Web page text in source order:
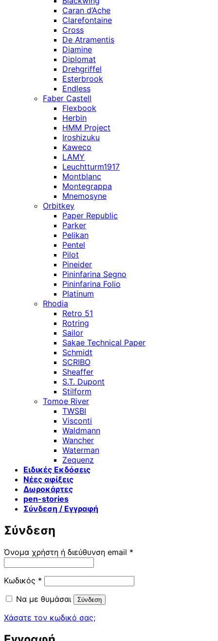
Caran d’Ache
Clarefontaine
Cross
De Atramentis
Diamine
Diplomat
Drehgriffel
Esterbrook
Endless
Faber Castell
Flexbook
Herbin
HMM Project
Iroshizuku
Kaweco
LAMY
Leuchtturm1917
Montblanc
Montegrappa
Mnemosyne
Orbitkey
Paper Republic
Parker
Pelikan
Pentel
Pilot
Pineider
Pininfarina Segno
Pininfarina Folio
Platinum
Rhodia
Retro 51
Rotring
Sailor
Sakae Technical Paper
Schmidt
SCRIBO
Sheaffer
S.T. Dupont
Stilform
Tomoe River
TWSBI
Visconti
Waldmann
Wancher
Waterman
Zequenz
Ειδικές Εκδόσεις
Νέες αφίξεις
Δωροκάρτες
pen-stories
Σύνδεση / Εγγραφή
Σύνδεση
Όνομα χρήστη ή διεύθυνση email *
Κωδικός * Απαιτείται
Να με θυμάσαι
Σύνδεση
Χάσατε τον κωδικό σας;